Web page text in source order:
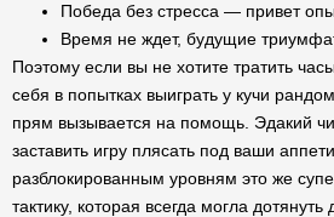
Победа без стресса — привет
Время не ждет, будущие
Поэтому если вы не хотите тратить
себя в попытках выиграть у кучи
прям вызывается на помощь. Эдакий
заставить игру плясать под ваши
разблокированным уровням это же
тактику, которая всегда могла